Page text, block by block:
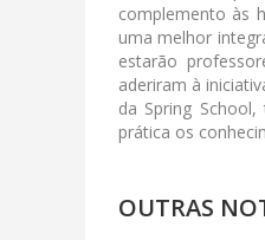
complemento às
uma melhor
estarão
aderiram à
da Spring
prática os
OUTRAS